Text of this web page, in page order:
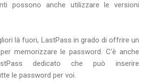
possono anche utilizzare le versioni
là fuori, LastPass in grado di offrire un
memorizzare le password. C'è anche
dedicato che può inserire
le password per voi.